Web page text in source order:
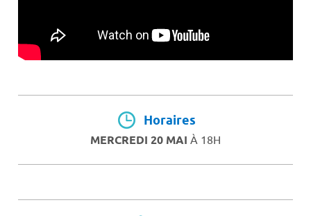
Horaires
MERCREDI 20 MAI À 18H